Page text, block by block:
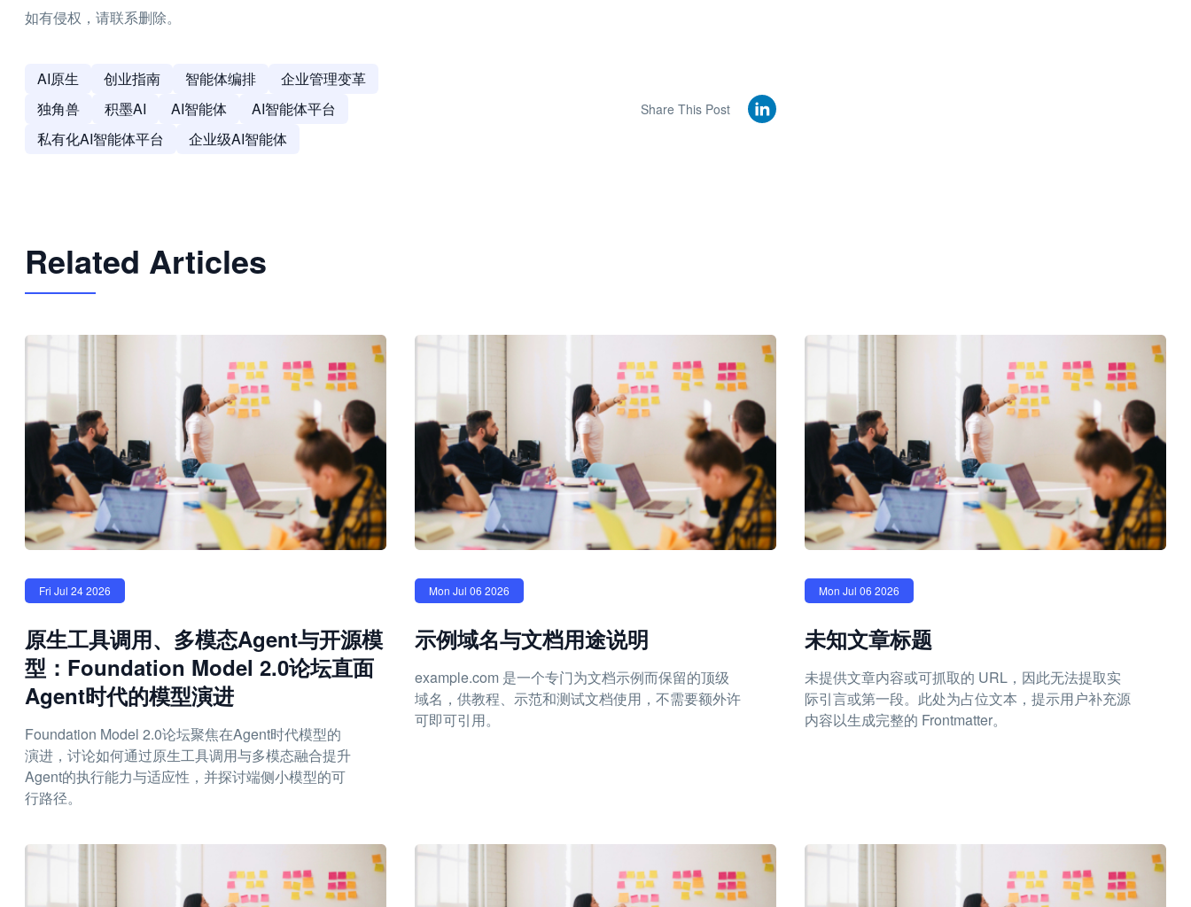
如有侵权，请联系删除。
AI原生 创业指南 智能体编排
企业管理变革
独角兽
积墨AI AI智能体
AI智能体平台
私有化AI智能体平台
企业级AI智能体
Share This Post
Related Articles
Fri Jul 24 2026
原生工具调用、多模态Agent与开源模
型：Foundation Model 2.0论坛直面
Agent时代的模型演进
Foundation Model 2.0论坛聚焦在Agent时代模型的
演进，讨论如何通过原生工具调用与多模态融合提升
Agent的执行能力与适应性，并探讨端侧小模型的可
行路径。
Mon Jul 06 2026
示例域名与文档用途说明
example.com 是一个专门为文档示例而保留的顶级
域名，供教程、示范和测试文档使用，不需要额外许
可即可引用。
Mon Jul 06 2026
未知文章标题
未提供文章内容或可抓取的 URL，因此无法提取实
际引言或第一段。此处为占位文本，提示用户补充源
内容以生成完整的 Frontmatter。